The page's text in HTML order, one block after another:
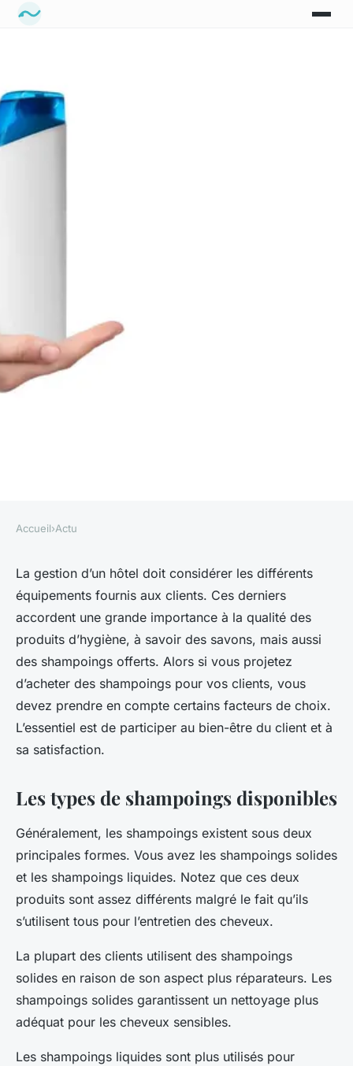
Comment choisir les bons
shampoings d'hôtel pour les
clients ?
delphine•10 juillet 2023•2 min de lecture
Accueil›Actu
La gestion d’un hôtel doit considérer les différents
équipements fournis aux clients. Ces derniers
accordent une grande importance à la qualité des
produits d’hygiène, à savoir des savons, mais aussi
des shampoings offerts. Alors si vous projetez
d’acheter des shampoings pour vos clients, vous
devez prendre en compte certains facteurs de choix.
L’essentiel est de participer au bien-être du client et à
sa satisfaction.
Les types de shampoings disponibles
Généralement, les shampoings existent sous deux
principales formes. Vous avez les shampoings solides
et les shampoings liquides. Notez que ces deux
produits sont assez différents malgré le fait qu’ils
s’utilisent tous pour l’entretien des cheveux.
La plupart des clients utilisent des shampoings
solides en raison de son aspect plus réparateurs. Les
shampoings solides garantissent un nettoyage plus
adéquat pour les cheveux sensibles.
Les shampoings liquides sont plus utilisés pour